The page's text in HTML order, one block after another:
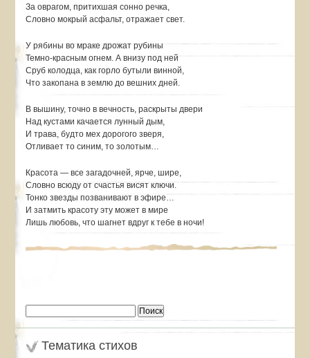
За оврагом, притихшая сонно речка,
Словно мокрый асфальт, отражает свет.
У рябины во мраке дрожат рубины
Темно-красным огнем. А внизу под ней
Сруб колодца, как горло бутыли винной,
Что закопана в землю до вешних дней.
В вышину, точно в вечность, раскрыты двери
Над кустами качается лунный дым,
И трава, будто мех дорогого зверя,
Отливает то синим, то золотым…
Красота — все загадочней, ярче, шире,
Словно всюду от счастья висят ключи.
Тонко звезды позванивают в эфире…
И затмить красоту эту может в мире
Лишь любовь, что шагнет вдруг к тебе в ночи!
Тематика стихов